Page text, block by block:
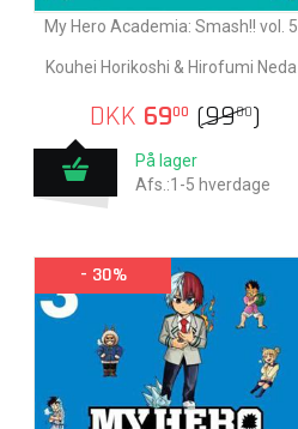
My Hero Academia: Smash!! vol. 5
Kouhei Horikoshi & Hirofumi Neda
DKK 6900 (9900)
På lager
Afs.:1-5 hverdage
- 30%